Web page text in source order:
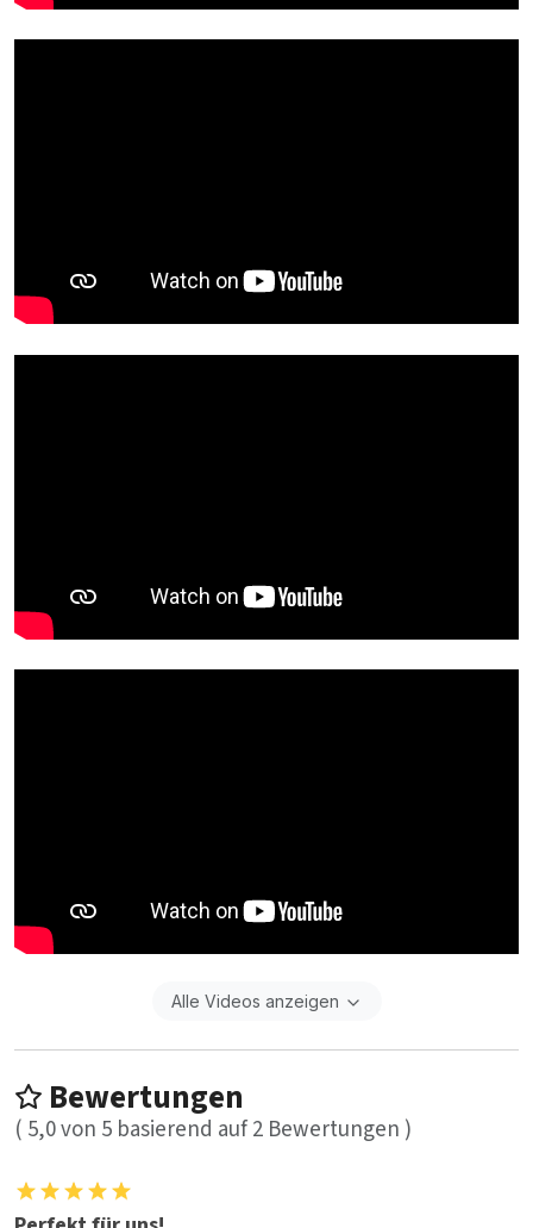
Alle Videos anzeigen
Bewertungen
( 5,0von 5 basierend auf2 Bewertungen )